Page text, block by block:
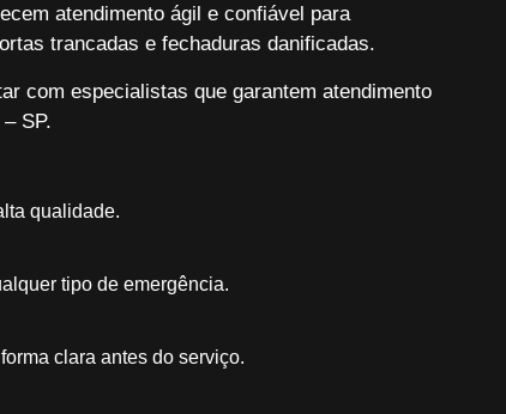
atendimento ágil e confiável para
trancadas e fechaduras danificadas.
com especialistas que garantem atendimento
SP.
qualidade.
tipo de emergência.
clara antes do serviço.